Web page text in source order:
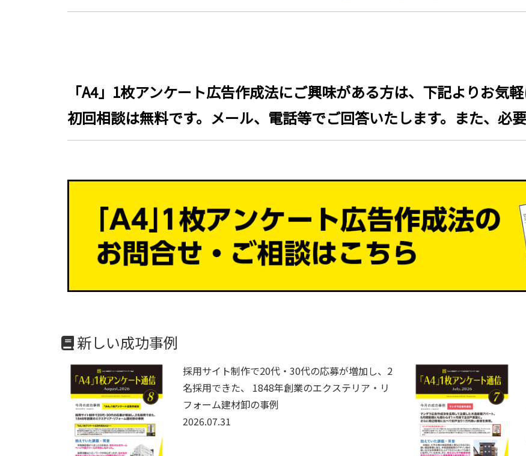
「A4」1枚アンケート広告作成法にご興味がある方は、下記よりお気
初回相談は無料です。メール、電話等でご回答いたします。また、必
新しい成功事例
採用サイト制作で20代・30代の応募が増加し、2
名採用できた、 1848年創業のエクステリア・リ
フォーム建材卸の事例
2026.07.31